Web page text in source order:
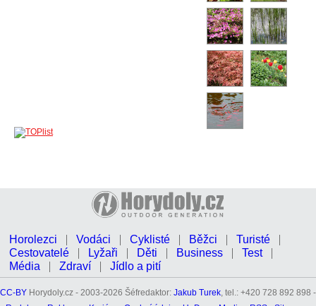
Horolezci Vodáci Cyklisté Běžci
Turisté
Cestovatelé
Lyžaři Děti Business
Test
Média
Zdraví Jídlo a pití
CC-BY Horydoly.cz - 2003-2026 Šéfredaktor: Jakub Turek, tel.: +420 728 892 898 -